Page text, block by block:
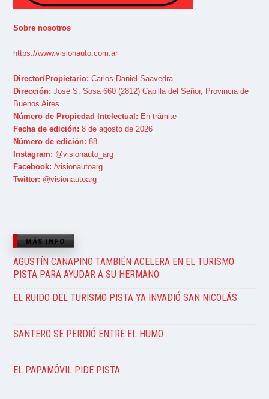
Sobre nosotros
https://www.visionauto.com.ar
Director/Propietario: Carlos Daniel Saavedra
Dirección: José S. Sosa 660 (2812) Capilla del Señor, Provincia de
Buenos Aires
Número de Propiedad Intelectual: En trámite
Fecha de edición: 8 de agosto de 2026
Número de edición: 88
Instagram: @visionauto_arg
Facebook: /visionautoarg
Twitter: @visionautoarg
MÁS INFO
AGUSTÍN CANAPINO TAMBIÉN ACELERA EN EL TURISMO
PISTA PARA AYUDAR A SU HERMANO
EL RUIDO DEL TURISMO PISTA YA INVADIÓ SAN NICOLÁS
SANTERO SE PERDIÓ ENTRE EL HUMO
EL PAPAMÓVIL PIDE PISTA